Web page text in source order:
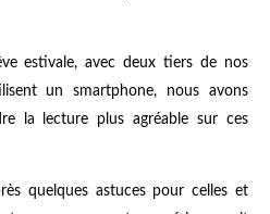
estivale, avec deux tiers de nos
un smartphone, nous avons
la lecture plus agréable sur ces
quelques astuces pour celles et